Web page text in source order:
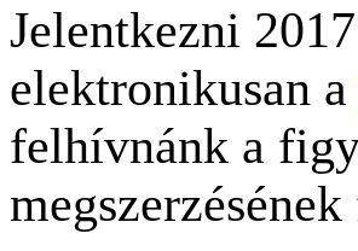
Jelentkezni
elektronikusan a
felhívnánk a